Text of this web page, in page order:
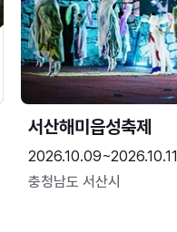
서산해미읍성축제
2026.10.09~2026.10.11
충청남도 서산시